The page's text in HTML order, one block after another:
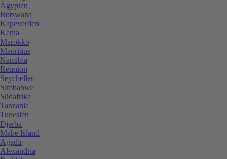
Ägypten
Botswana
Kapeverden
Kenia
Marokko
Mauritius
Namibia
Reunion
Seychellen
Simbabwe
Südafrika
Tanzania
Tunesien
Djerba
Mahe Island
Agadir
Alexandria